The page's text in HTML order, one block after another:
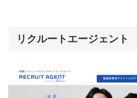
リクルートエージェント